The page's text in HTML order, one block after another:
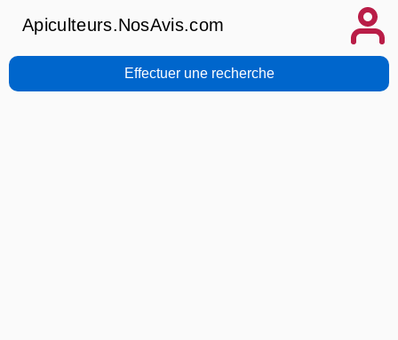
Apiculteurs.NosAvis.com
Effectuer une recherche